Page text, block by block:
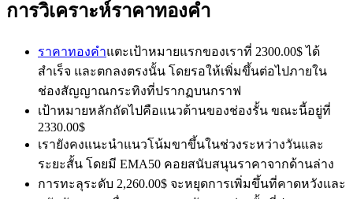
การวิเคราะห์ราคาทองคำ
ราคาทองคำแตะเป้าหมายแรกของเราที่ 2300.00$ ได้
สำเร็จ และตกลงตรงนั้น โดยรอให้เพิ่มขึ้นต่อไปภายใน
ช่องสัญญาณกระทิงที่ปรากฏบนกราฟ
เป้าหมายหลักถัดไปคือแนวต้านของช่องรั้น ขณะนี้อยู่ที่
2330.00$
เรายังคงแนะนำแนวโน้มขาขึ้นในช่วงระหว่างวันและ
ระยะสั้น โดยมี EMA50 คอยสนับสนุนราคาจากด้านล่าง
การทะลุระดับ 2,260.00$ จะหยุดการเพิ่มขึ้นที่คาดหวังและ